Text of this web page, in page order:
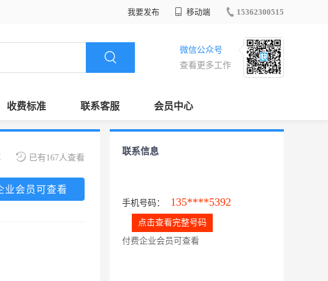
我要发布 移动端 15362300515
微信公众号
查看更多工作
收费标准 联系客服 会员中心
已有167人查看
业会员可查看
联系信息
手机号码： 135****5392
点击查看完整号码
付费企业会员可查看